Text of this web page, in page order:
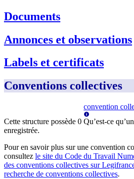
Documents
Annonces et observations
Labels et certificats
Conventions collectives
Cette structure possède 0
convention
Qu’est-ce
enregistrée.
Pour en savoir plus sur une convention
consultez le site du Code du Travail
des conventions collectives sur
recherche de conventions collectives.